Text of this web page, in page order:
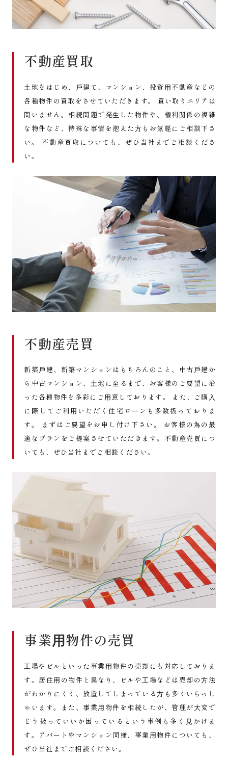
不動産買取
⼟地をはじめ、⼾建て、マンション、投資⽤不動産などの
各種物件の買取をさせていただきます。 買い取りエリアは
問いません。相続問題で発⽣した物件や、権利関係の複雑
な物件など、特殊な事情を抱えた⽅もお気軽にご相談下さ
い。 不動産買取についても、ぜひ当社までご相談くださ
い。
不動産売買
新築⼾建、新築マンションはもちろんのこと、中古⼾建か
ら中古マンション、⼟地に⾄るまで、お客様のご要望に沿
った各種物件を多彩にご⽤意しております。 また、ご購⼊
に際してご利⽤いただく住宅ローンも多数扱っておりま
す。 まずはご要望をお申し付け下さい。 お客様の為の最
適なプランをご提案させていただきます。不動産売買につ
いても、ぜひ当社までご相談ください。
事業⽤物件の売買
⼯場やビルといった事業⽤物件の売却にも対応しておりま
す。居住⽤の物件と異なり、ビルや⼯場などは売却の⽅法
がわかりにくく、放置してしまっている⽅も多くいらっし
ゃいます。また、事業⽤物件を相続したが、管理が⼤変で
どう扱っていいか困っているという事例も多く⾒かけま
す。アパートやマンション同様、事業⽤物件についても、
ぜひ当社までご相談ください。